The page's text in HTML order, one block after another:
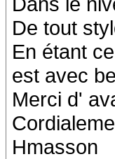
De tout
En étant
est avec
Merci d'
Hmasson